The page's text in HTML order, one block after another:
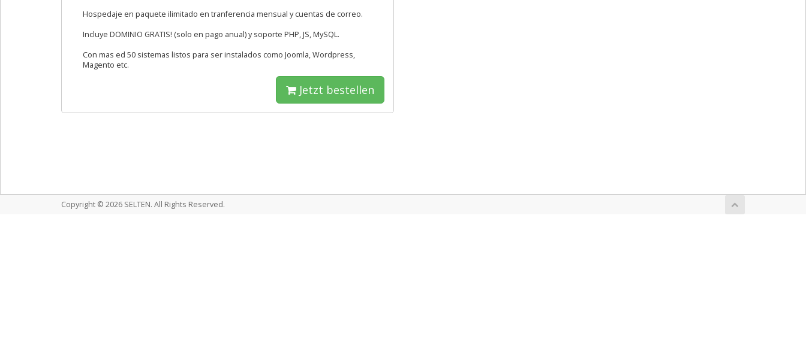
Hospedaje en paquete ilimitado en tranferencia mensual y cuentas de correo.
Incluye DOMINIO GRATIS! (solo en pago anual) y soporte PHP, JS, MySQL.
Con mas ed 50 sistemas listos para ser instalados como Joomla, Wordpress,
Magento etc.
Jetzt bestellen
Copyright © 2026 SELTEN. All Rights Reserved.